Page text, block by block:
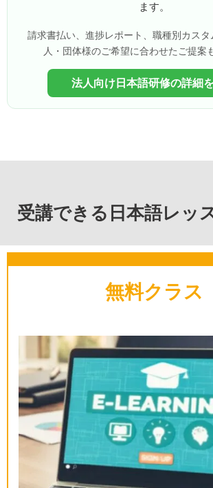
ます。
請求書払い、進捗レポート、職種別カス
人・団体様のご希望に合わせたご提案
法人向け日本語研修の詳細
受講できる日本語レッ
無料クラス